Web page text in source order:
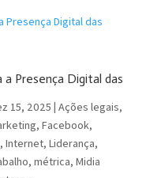
Presença Digital das
15, 2025 | Ações legais,
, Facebook,
, Internet, Liderança,
, métrica, Midia